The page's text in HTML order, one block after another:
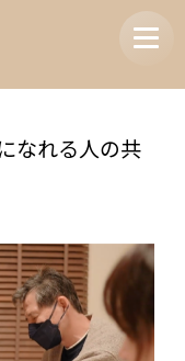
なれる人の共